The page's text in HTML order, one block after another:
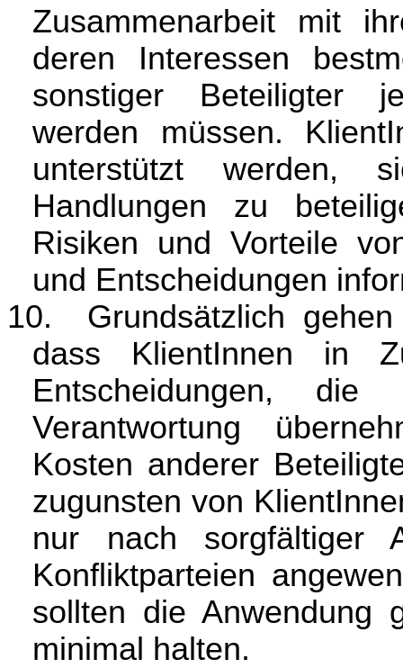
Zusammenarbeit mit
deren Interessen
sonstiger Beteiligter
werden müssen.
unterstützt werden,
Handlungen zu
Risiken und Vorteile
und Entscheidungen
10.
Grundsätzlich
dass KlientInnen in
Entscheidungen,
Verantwortung
Kosten anderer
zugunsten von
nur nach sorgfältiger
Konfliktparteien
sollten die Anwendung
minimal halten.